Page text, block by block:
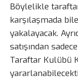
Böylelikle
karşılaşmada
yakalayacak.
satışından
Taraftar Kulübü